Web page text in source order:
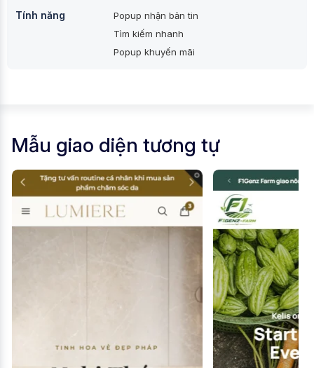
Tính năng
Popup nhận bản tin
Tìm kiếm nhanh
Popup khuyến mãi
Mẫu giao diện tương tự